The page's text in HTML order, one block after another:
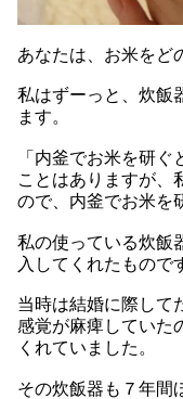
あなたは、お米をど
私はずーっと、炊飯
ます。
「内釜でお米を研
ことはありますが、
ので、内釜でお米を
私の使っている炊飯
入してくれたもので
当時は結婚に際して
感覚が麻痺していた
くれていました。
その炊飯器も７年間